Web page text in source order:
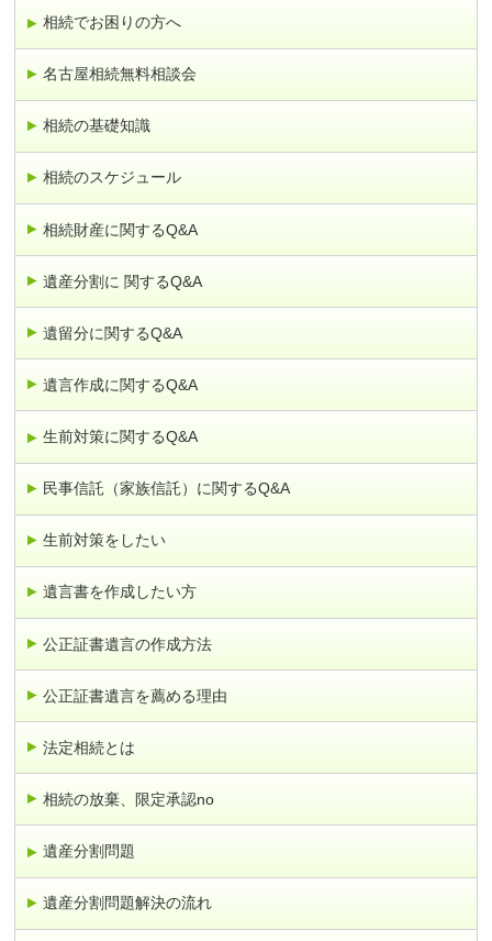
相続でお困りの方へ
名古屋相続無料相談会
相続の基礎知識
相続のスケジュール
相続財産に関するQ&A
遺産分割に 関するQ&A
遺留分に関するQ&A
遺言作成に関するQ&A
生前対策に関するQ&A
民事信託（家族信託）に関するQ&A
生前対策をしたい
遺言書を作成したい方
公正証書遺言の作成方法
公正証書遺言を薦める理由
法定相続とは
相続の放棄、限定承認no
遺産分割問題
遺産分割問題解決の流れ